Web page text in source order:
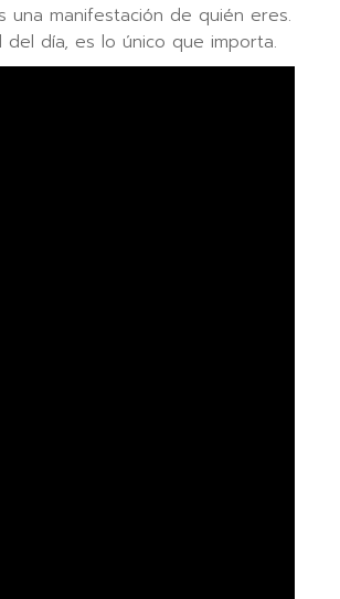
una manifestación de quién eres.
del día, es lo único que importa.